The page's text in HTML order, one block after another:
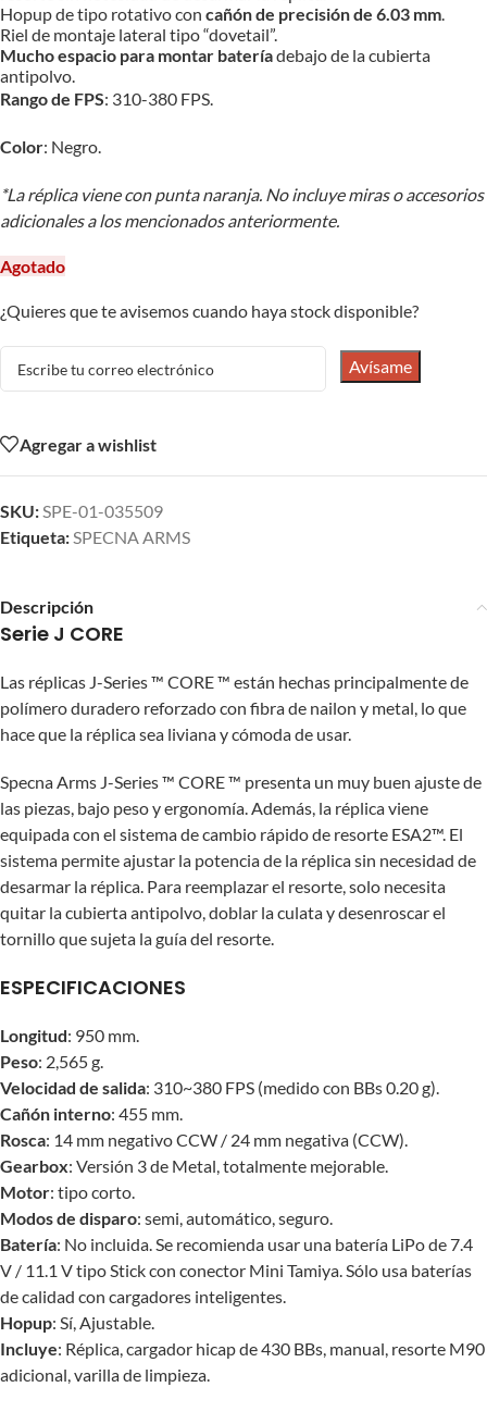
Hopup de tipo rotativo con cañón de precisión de 6.03 mm.
Riel de montaje lateral tipo “dovetail”.
Mucho espacio para montar bateríadebajo de la cubierta
antipolvo.
Rango de FPS: 310-380 FPS.
Color: Negro.
*La réplica viene con punta naranja. No incluye miras o accesorios
adicionales a los mencionados anteriormente.
Agotado
¿Quieres que te avisemos cuando haya stock disponible?
Avísame
Agregar a wishlist
SKU:SPE-01-035509
Etiqueta:SPECNA ARMS
Descripción
Serie J CORE
Las réplicas J-Series ™ CORE ™ están hechas principalmente de
polímero duradero reforzado con fibra de nailon y metal, lo que
hace que la réplica sea liviana y cómoda de usar.
Specna Arms J-Series ™ CORE ™ presenta un muy buen ajuste de
las piezas, bajo peso y ergonomía. Además, la réplica viene
equipada con el sistema de cambio rápido de resorte ESA2™. El
sistema permite ajustar la potencia de la réplica sin necesidad de
desarmar la réplica. Para reemplazar el resorte, solo necesita
quitar la cubierta antipolvo, doblar la culata y desenroscar el
tornillo que sujeta la guía del resorte.
ESPECIFICACIONES
Longitud: 950 mm.
Peso: 2,565 g.
Velocidad de salida: 310~380 FPS (medido con BBs 0.20 g).
Cañón interno: 455 mm.
Rosca: 14 mm negativo CCW / 24 mm negativa (CCW).
Gearbox: Versión 3 de Metal, totalmente mejorable.
Motor: tipo corto.
Modos de disparo: semi, automático, seguro.
Batería: No incluida. Se recomienda usar una batería LiPo de 7.4
V / 11.1 V tipo Stick con conector Mini Tamiya. Sólo usa baterías
de calidad con cargadores inteligentes.
Hopup: Sí, Ajustable.
Incluye: Réplica, cargador hicap de 430 BBs, manual, resorte M90
adicional, varilla de limpieza.